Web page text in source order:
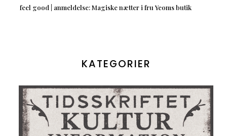
feel good | anmeldelse: Magiske nætter i fru Yeoms butik
KATEGORIER